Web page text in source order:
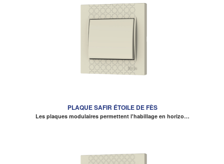
PLAQUE SAFIR ÉTOILE DE FÈS
Les plaques modulaires permettent l'habillage en horizo…